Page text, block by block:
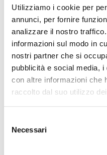
Utilizziamo i cookie per
annunci, per fornire
analizzare il nostro
informazioni sul modo in
nostri partner che si
pubblicità e social media,
con altre informazioni che
raccolto dal suo utilizzo
delNecessari
MINISTRO PIANTEDOSI A